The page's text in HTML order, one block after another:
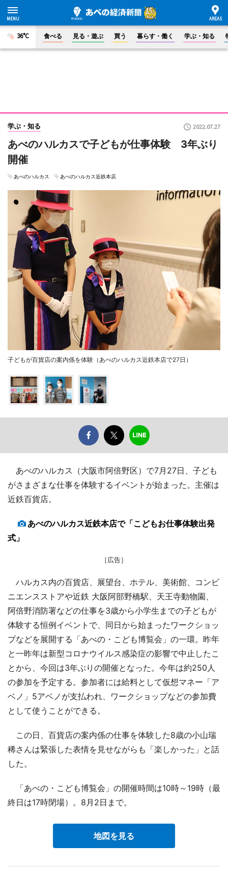
36°C 食べる 見る・遊ぶ 買う 暮らす・働く 学ぶ・知る
学ぶ・知る 2022.07.27
あべのハルカスで子どもが仕事体験 3年ぶり
開催
あべのハルカス あべのハルカス近鉄本店
子どもが百貨店の案内係を体験（あべのハルカス近鉄本店で27日）
あべのハルカス（大阪市阿倍野区）で7月27日、子ども
がさまざまな仕事を体験するイベントが始まった。主催は
近鉄百貨店。
あべのハルカス近鉄本店で「こどもお仕事体験出発
式」
［広告］
ハルカス内の百貨店、展望台、ホテル、美術館、コンビ
ニエンスストアや近鉄 大阪阿部野橋駅、天王寺動物園、
阿倍野消防署などの仕事を3歳から小学生までの子どもが
体験する恒例イベントで、同日から始まったワークショッ
プなどを展開する「あべの・こども博覧会」の一環。昨年
と一昨年は新型コロナウイルス感染症の影響で中止したこ
とから、今回は3年ぶりの開催となった。今年は約250人
の参加を予定する。参加者には給料として仮想マネー「ア
ベノ」5アベノが支払われ、ワークショップなどの参加費
として使うことができる。
この日、百貨店の案内係の仕事を体験した8歳の小山瑞
稀さんは緊張した表情を見せながらも「楽しかった」と話
した。
「あべの・こども博覧会」の開催時間は10時～19時（最
終日は17時閉場）。8月2日まで。
地図を見る